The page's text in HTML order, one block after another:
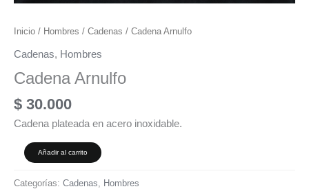
Inicio / Hombres / Cadenas / Cadena Arnulfo
Cadenas, Hombres
Cadena Arnulfo
$ 30.000
Cadena plateada en acero inoxidable.
Añadir al carrito
Categorías: Cadenas Hombres